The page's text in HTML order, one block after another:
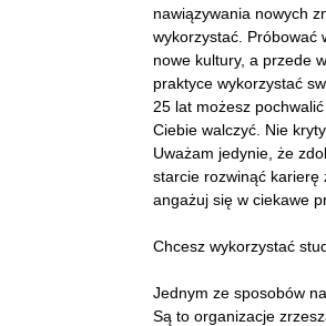
nawiązywania nowych
wykorzystać. Próbować
nowe kultury, a przede
praktyce wykorzystać
25 lat możesz
Ciebie walczyć. Nie
Uważam jedynie, że
starcie rozwinąć karierę
angażuj się w ciekawe
Chcesz wykorzystać
Jednym ze sposobów
Są to organizacje